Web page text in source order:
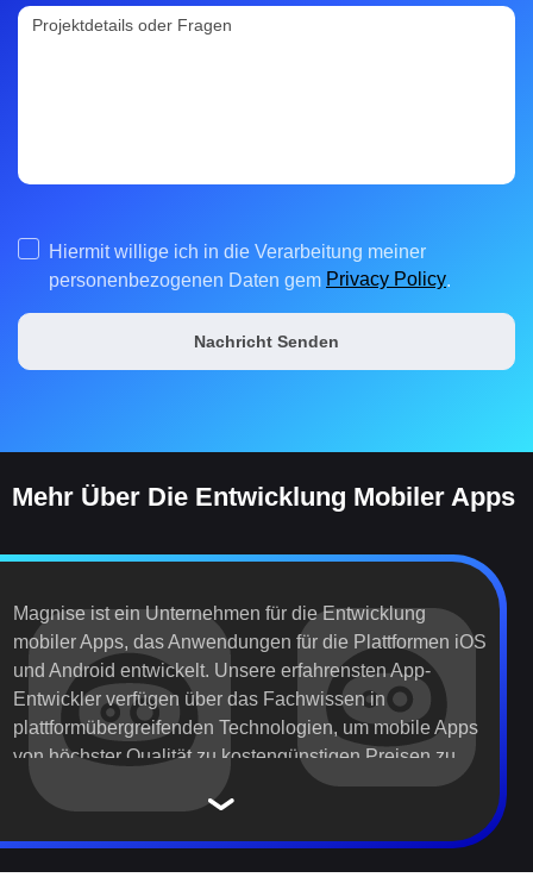
Hiermit willige ich in die Verarbeitung meiner
personenbezogenen Daten gem Privacy Policy.
Nachricht Senden
Mehr Über Die Entwicklung Mobiler Apps
Magnise ist ein Unternehmen für die Entwicklung
mobiler Apps, das Anwendungen für die Plattformen iOS
und Android entwickelt. Unsere erfahrensten App-
Entwickler verfügen über das Fachwissen in
plattformübergreifenden Technologien, um mobile Apps
von höchster Qualität zu kostengünstigen Preisen zu
erstellen. Unser Unternehmen bietet dank optimierter
Betriebskosten und den Vorteilen eines umfangreichen
Branchen Portfolios wettbewerbsfähige
Entwicklungskosten für mobile Apps.